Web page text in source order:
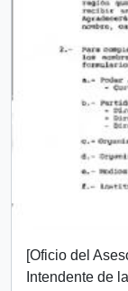
[Oficio del
Intendente de